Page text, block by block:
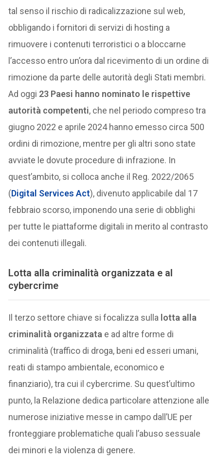
tal senso il rischio di radicalizzazione sul web,
obbligando i fornitori di servizi di hosting a
rimuovere i contenuti terroristici o a bloccarne
l’accesso entro un’ora dal ricevimento di un ordine di
rimozione da parte delle autorità degli Stati membri.
Ad oggi 23 Paesi hanno nominato le rispettive
autorità competenti, che nel periodo compreso tra
giugno 2022 e aprile 2024 hanno emesso circa 500
ordini di rimozione, mentre per gli altri sono state
avviate le dovute procedure di infrazione. In
quest’ambito, si colloca anche il Reg. 2022/2065
(Digital Services Act), divenuto applicabile dal 17
febbraio scorso, imponendo una serie di obblighi
per tutte le piattaforme digitali in merito al contrasto
dei contenuti illegali.
Lotta alla criminalità organizzata e al
cybercrime
Il terzo settore chiave si focalizza sulla lotta alla
criminalità organizzata e ad altre forme di
criminalità (traffico di droga, beni ed esseri umani,
reati di stampo ambientale, economico e
finanziario), tra cui il cybercrime. Su quest’ultimo
punto, la Relazione dedica particolare attenzione alle
numerose iniziative messe in campo dall’UE per
fronteggiare problematiche quali l’abuso sessuale
dei minori e la violenza di genere.